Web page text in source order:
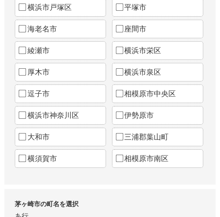
横浜市戸塚区 平塚市
海老名市 座間市
綾瀬市 横浜市栄区
厚木市 横浜市泉区
逗子市 相模原市中央区
横浜市神奈川区 伊勢原市
大和市 三浦郡葉山町
横須賀市 相模原市南区
茅ヶ崎市の町名を選択